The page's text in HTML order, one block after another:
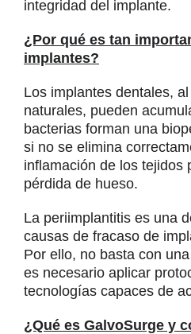
integridad del implante.
¿Por qué es tan
implantes?
Los implantes dentales,
naturales, pueden
bacterias forman una
si no se elimina
inflamación de los tejidos
pérdida de hueso.
La periimplantitis es una
causas de fracaso de
Por ello, no basta con
es necesario aplicar
tecnologías capaces de
¿Qué es GalvoSurge y